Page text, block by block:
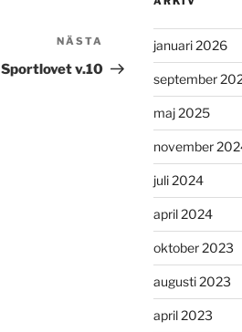
inlägg
NÄSTA
Sportlovet v.10
januari 2026
september
maj 2025
november
juli 2024
april 2024
oktober 2023
augusti 2023
april 2023